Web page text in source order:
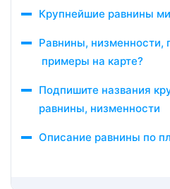
Крупнейшие равнины
Равнины, низменности,
примеры на карте?
Подпишите названия
равнины, низменности
Описание равнины по